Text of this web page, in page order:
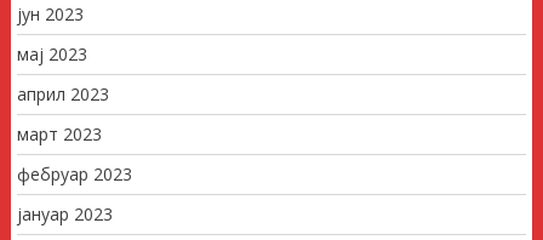
јун 2023
мај 2023
април 2023
март 2023
фебруар 2023
јануар 2023